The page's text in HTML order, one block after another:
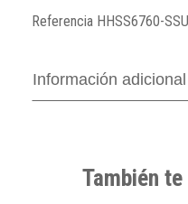
Referencia HHSS6760-
Información adicional
También